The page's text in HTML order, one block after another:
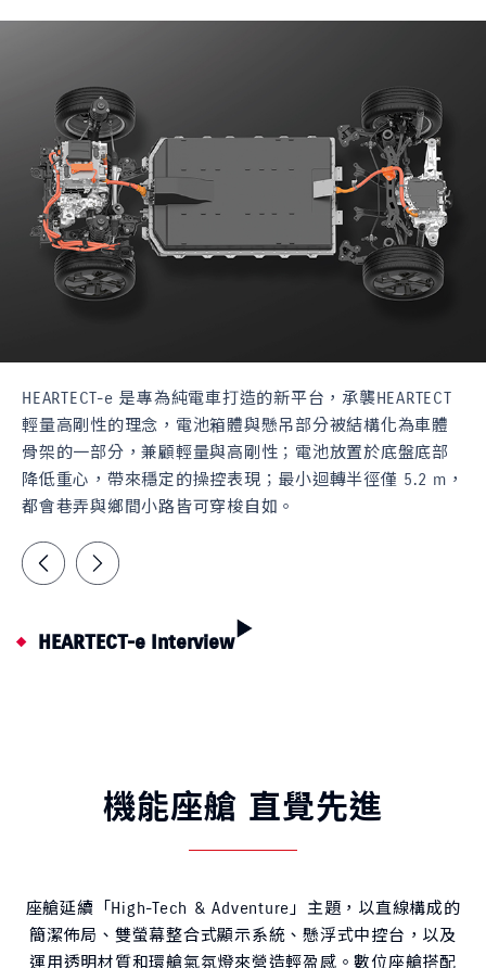
HEARTECT-e 是專為純電車打造的新平台，承襲HEARTECT
輕量高剛性的理念，電池箱體與懸吊部分被結構化為車體
骨架的一部分，兼顧輕量與高剛性；電池放置於底盤底部
降低重心，帶來穩定的操控表現；最小迴轉半徑僅 5.2 m，
都會巷弄與鄉間小路皆可穿梭自如。
HEARTECT-e Interview
機能座艙 直覺先進
座艙延續「High-Tech & Adventure」主題，以直線構成的
簡潔佈局、雙螢幕整合式顯示系統、懸浮式中控台，以及
運用透明材質和環艙氣氛燈來營造輕盈感。數位座艙搭配